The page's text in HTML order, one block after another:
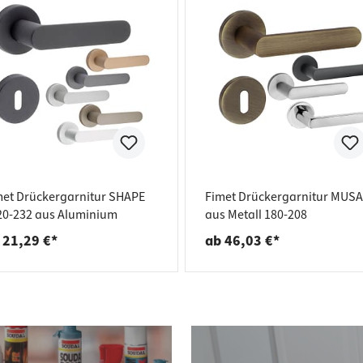
Drückergarnitur SHAPE
232 aus Aluminium
€*
Fimet Drückergarnitur MUSA
aus Metall 180-208
ab 46,03 €*